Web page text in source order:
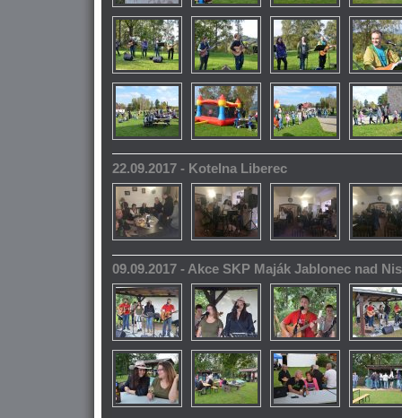
22.09.2017 - Kotelna Liberec
09.09.2017 - Akce SKP Maják Jablonec nad